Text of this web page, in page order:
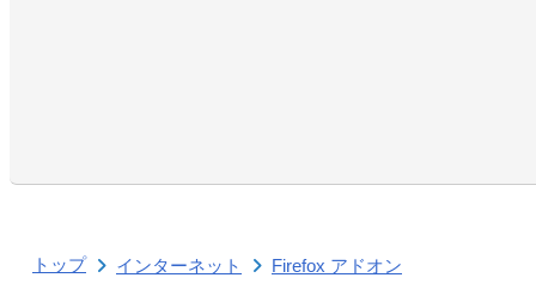
トップ インターネット Firefox アドオン